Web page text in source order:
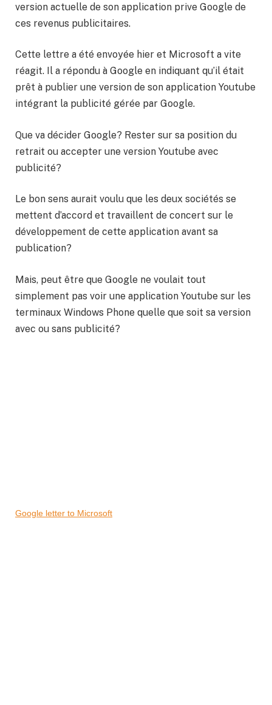
version actuelle de son application prive Google de
ces revenus publicitaires.
Cette lettre a été envoyée hier et Microsoft a vite
réagit. Il a répondu à Google en indiquant qu’il était
prêt à publier une version de son application Youtube
intégrant la publicité gérée par Google.
Que va décider Google? Rester sur sa position du
retrait ou accepter une version Youtube avec
publicité?
Le bon sens aurait voulu que les deux sociétés se
mettent d’accord et travaillent de concert sur le
développement de cette application avant sa
publication?
Mais, peut être que Google ne voulait tout
simplement pas voir une application Youtube sur les
terminaux Windows Phone quelle que soit sa version
avec ou sans publicité?
Google letter to Microsoft